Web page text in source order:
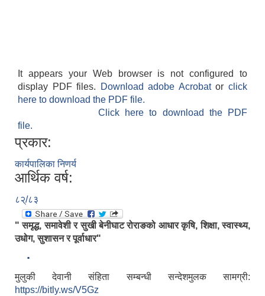
It appears your Web browser is not configured to
display PDF files.
Download adobe Acrobatorclick
here to download the PDF file.
Click here to download the PDF
file.
प्रकार:
कार्यपालिका निणर्य
आर्थिक वर्ष:
८२्/८३
" समृद्ध, समावेशी र सुखी बेनीघाट रोराङको आधार कृषि, शिक्षा, स्वास्थ्य,
उधोग, सुशासन र पूर्वाधार"
.
मुलुकी देवानी संहिता सम्बन्धी सन्देशमुलक सामग्री:
https://bitly.ws/V5Gz